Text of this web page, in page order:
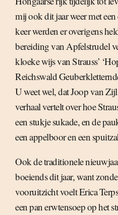
mij ook dit jaar weer met
keer werden er overigens
bereiding van Apfelstrudel
kloeke wijs van Strauss’
Reichswald
U weet wel, dat Joop van
verhaal vertelt over hoe
een stukje sukade, en de
een appelboor en een
Ook de traditionele
boeiends dit jaar, want
vooruitzicht voelt Erica
een pan erwtensoep op het